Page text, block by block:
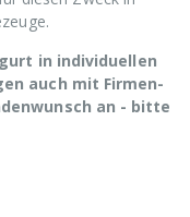
in individuellen
auch mit Firmen-
an - bitte